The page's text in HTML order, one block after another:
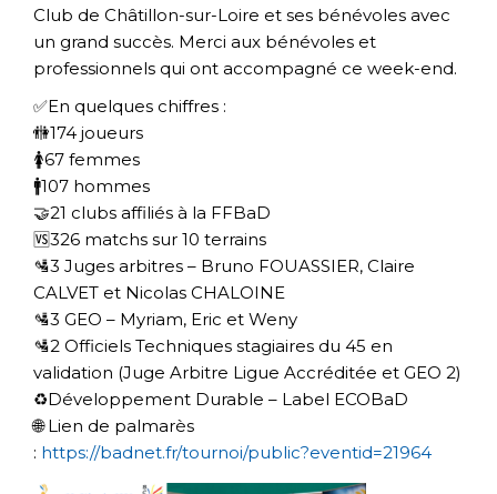
Club de Châtillon-sur-Loire et ses bénévoles avec
un grand succès. Merci aux bénévoles et
professionnels qui ont accompagné ce week-end.
✅En quelques chiffres :
🚻174 joueurs
🚺67 femmes
🚹107 hommes
🤝21 clubs affiliés à la FFBaD
🆚326 matchs sur 10 terrains
🛂3 Juges arbitres – Bruno FOUASSIER, Claire
CALVET et Nicolas CHALOINE
🛂3 GEO – Myriam, Eric et Weny
🛂2 Officiels Techniques stagiaires du 45 en
validation (Juge Arbitre Ligue Accréditée et GEO 2)
♻️Développement Durable – Label ECOBaD
🌐 Lien de palmarès
: https://badnet.fr/tournoi/public?eventid=21964